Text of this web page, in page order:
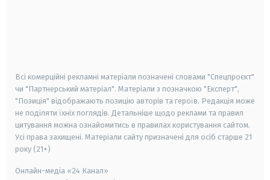
Всі комерційні рекламні матеріали позначені словами "Спецпроєкт"
чи "Партнерський матеріал". Матеріали з позначкою "Експерт",
"Позиція" відображають позицію авторів та героїв. Редакція може
не поділяти їхніх поглядів. Детальніше щодо реклами та правил
цитування можна ознайомитись в правилах користування сайтом.
Усі права захищені. Матеріали сайту призначені для осіб старше 21
року (21+)
Онлайн-медіа «24 Канал»